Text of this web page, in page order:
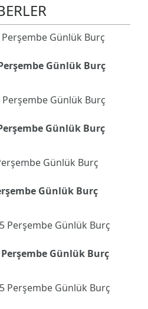
Günlük Burç
Günlük Burç
Günlük Burç
Günlük Burç